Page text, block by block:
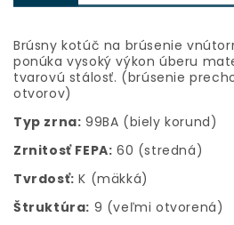
Brúsny kotúč na brúsenie
ponúka vysoký výkon úberu
tvarovú stálosť. (brúsenie
otvorov)
Typ zrna: 99BA (biely korund)
Zrnitosť FEPA: 60 (stredná)
Tvrdosť: K (mäkká)
Štruktúra: 9 (veľmi otvorená)